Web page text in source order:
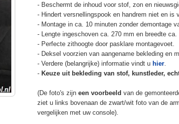
- Beschermt de inhoud voor stof, zon en
- Hindert versnellingspook en handrem niet en is
- Montage in ca. 10 minuten zonder demontage
- Lengte ingeschoven ca. 270 mm en breedte ca.
- Perfecte zithoogte door pasklare montagevoet.
- Deksel voorzien van aangename bekleding en
- Verdere (belangrijke) informatie vindt u hier.
- Keuze uit bekleding van stof, kunstleder,
(De foto's zijn een voorbeeld van de
ziet u links bovenaan de zwart/wit foto van de
vergelijken met uw console).